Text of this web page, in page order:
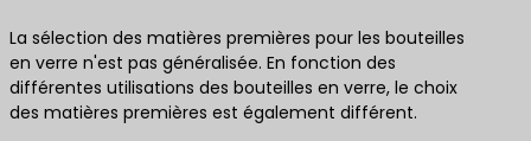
La sélection des matières premières pour les bouteilles
en verre n'est pas généralisée. En fonction des
différentes utilisations des bouteilles en verre, le choix
des matières premières est également différent.